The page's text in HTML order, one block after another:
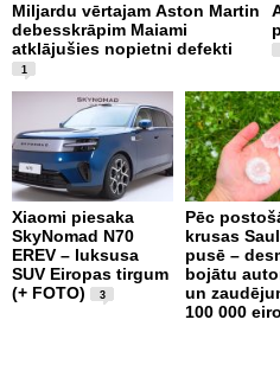
Miljardu vērtajam Aston Martin
debesskrāpim Maiami
atklājušies nopietni defekti
1
Xiaomi piesaka
SkyNomad N70
EREV – luksusa
SUV Eiropas tirgum
(+ FOTO)
3
Pēc
krusas
pusē –
bojātu
un
100 000 eiro